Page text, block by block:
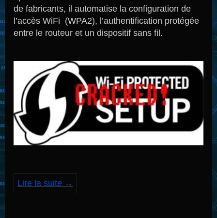
de fabricants, il automatise la configuration de
l’accès WiFi (WPA2), l’authentification protégée
entre le routeur et un dispositif sans fil.
Lire la suite →